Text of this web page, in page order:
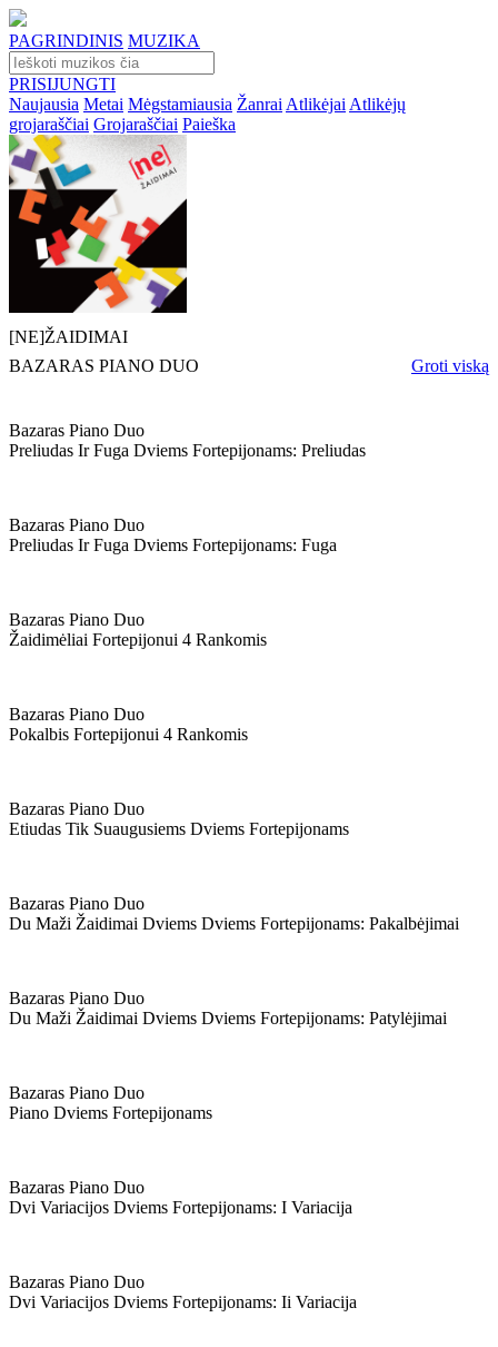
PAGRINDINIS MUZIKA
PRISIJUNGTI
Naujausia Metai Mėgstamiausia Žanrai Atlikėjai Atlikėjų
grojaraščiai Grojaraščiai Paieška
[NE]ŽAIDIMAI
BAZARAS PIANO DUO
Groti viską
Bazaras Piano Duo
Preliudas Ir Fuga Dviems Fortepijonams: Preliudas
Bazaras Piano Duo
Preliudas Ir Fuga Dviems Fortepijonams: Fuga
Bazaras Piano Duo
Žaidimėliai Fortepijonui 4 Rankomis
Bazaras Piano Duo
Pokalbis Fortepijonui 4 Rankomis
Bazaras Piano Duo
Etiudas Tik Suaugusiems Dviems Fortepijonams
Bazaras Piano Duo
Du Maži Žaidimai Dviems Dviems Fortepijonams: Pakalbėjimai
Bazaras Piano Duo
Du Maži Žaidimai Dviems Dviems Fortepijonams: Patylėjimai
Bazaras Piano Duo
Piano Dviems Fortepijonams
Bazaras Piano Duo
Dvi Variacijos Dviems Fortepijonams: I Variacija
Bazaras Piano Duo
Dvi Variacijos Dviems Fortepijonams: Ii Variacija